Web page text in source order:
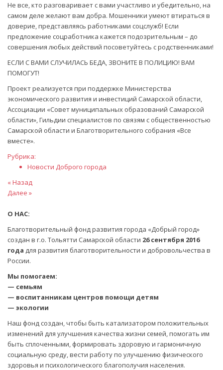
Не все, кто разговаривает с вами участливо и убедительно, на
самом деле желают вам добра. Мошенники умеют втираться в
доверие, представляясь работниками соцслужб! Если
предложение соцработника кажется подозрительным – до
совершения любых действий посоветуйтесь с родственниками!
ЕСЛИ С ВАМИ СЛУЧИЛАСЬ БЕДА, ЗВОНИТЕ В ПОЛИЦИЮ! ВАМ
ПОМОГУТ!
Проект реализуется при поддержке Министерства
экономического развития и инвестиций Самарской области,
Ассоциации «Совет муниципальных образований Самарской
области», Гильдии специалистов по связям с общественностью
Самарской области и Благотворительного собрания «Все
вместе».
Рубрика:
Новости Доброго города
Навигация
по
записям
Предыдущая
статья
« Назад
Следующая
Далее »
О НАС:
Благотворительный фонд развития города «Добрый город»
создан в г.о. Тольятти Самарской области 26 сентября 2016
года для развития благотворительности и добровольчества в
России.
Мы помогаем:
— семьям
— воспитанникам центров помощи детям
— экологии
Наш фонд создан, чтобы быть катализатором положительных
изменений для улучшения качества жизни семей, помогать им
быть сплоченными, формировать здоровую и гармоничную
социальную среду, вести работу по улучшению физического
здоровья и психологического благополучия населения.